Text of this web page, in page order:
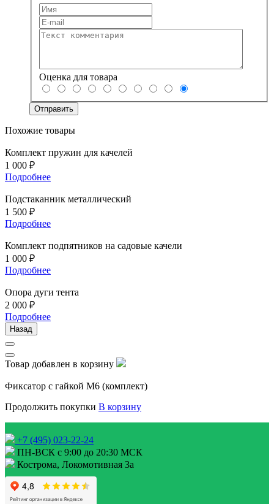
Оценка для товара
Похожие товары
Комплект пружин для качелей
1 000 ₽
Подробнее
Подстаканник металлический
1 500 ₽
Подробнее
Комплект подпятников на садовые качели
1 000 ₽
Подробнее
Опора дуги тента
2 000 ₽
Подробнее
Назад
Товар добавлен в корзину
Фиксатор с гайкой М6 (комплект)
Продолжить покупки В корзину
+7 (495) 023-22-24
ПН-ВСК с 9:00 до 20:30 МСК
Кострома, Локомотивная 3а